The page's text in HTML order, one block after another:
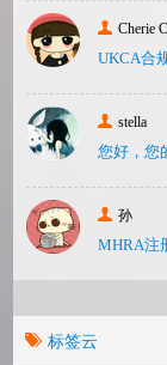
Cherie
stella
您好，您
孙
MHRA注
标签云